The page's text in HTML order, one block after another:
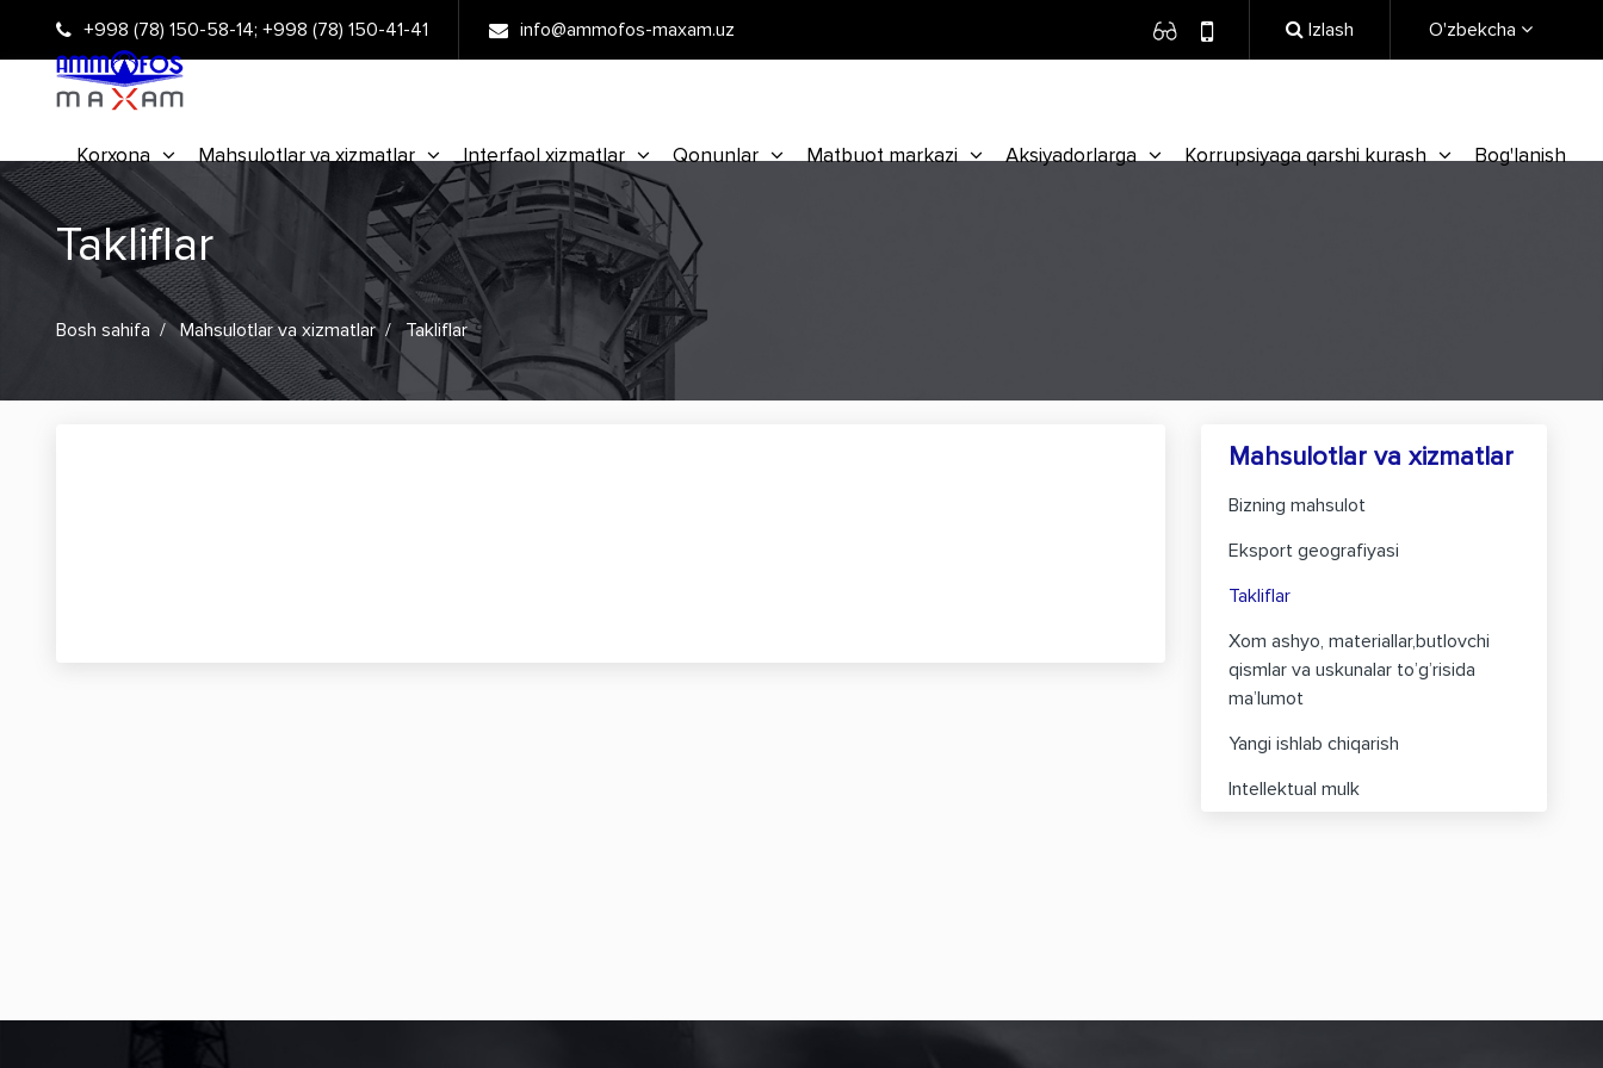
+998 (78) 150-58-14; +998 (78) 150-41-41 info@ammofos-maxam.uz Izlash O'zbekcha
Korxona Mahsulotlar va xizmatlar Interfaol xizmatlar Qonunlar Matbuot markazi Aksiyadorlarga Korrupsiyaga qarshi kurash Bog'lanish
Takliflar
Bosh sahifa Mahsulotlar va xizmatlar Takliflar
Mahsulotlar va xizmatlar
Bizning mahsulot
Eksport geografiyasi
Takliflar
Xom ashyo, materiallar,butlovchi
qismlar va uskunalar to’g’risida
ma’lumot
Yangi ishlab chiqarish
Intellektual mulk